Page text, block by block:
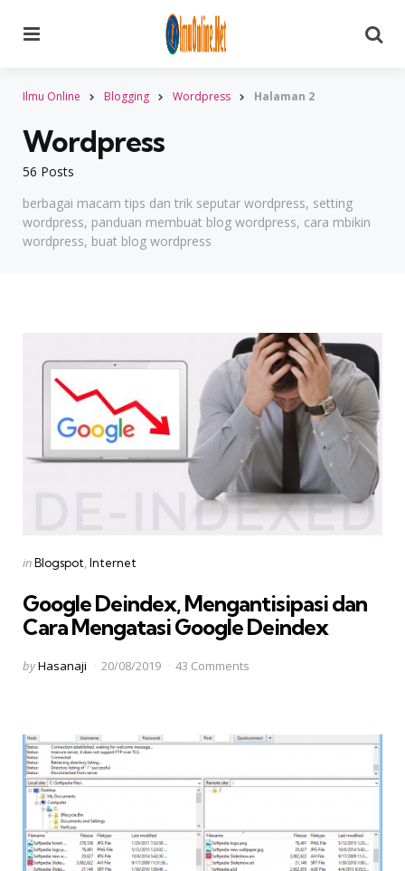
Ilmu Online Blogging Wordpress Halaman 2
56 Posts
Wordpress
berbagai macam tips dan trik seputar wordpress, setting
wordpress, panduan membuat blog wordpress, cara mbikin
wordpress, buat blog wordpress
Categories
Posted
inBlogspot Internet
Google Deindex, Mengantisipasi dan
Cara Mengatasi Google Deindex
Posted
byHasanaji 20/08/2019 43 Comments